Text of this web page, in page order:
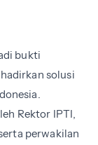
bukti
solusi
Rektor IPTI,
perwakilan